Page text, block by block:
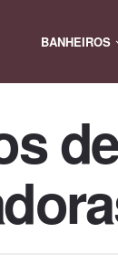
BANHEIROS